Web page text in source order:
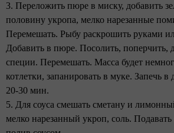
3. Переложить пюре в миску, добавить
половину укропа, мелко нарезанные
Перемешать. Рыбу раскрошить руками
Добавить в пюре. Посолить, поперчить,
специи. Перемешать. Масса будет
котлетки, запанировать в муке. Запечь в
20-30 мин.
5. Для соуса смешать сметану и
мелко нарезанный укроп, соль.